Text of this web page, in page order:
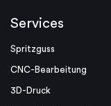
Services
Spritzguss
CNC-Bearbeitung
3D-Druck